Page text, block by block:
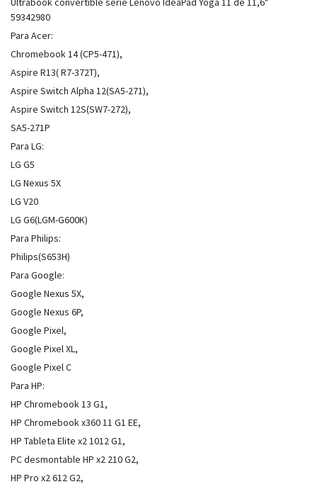
59342980
Para Acer:
Chromebook 14 (CP5-471),
Aspire R13( R7-372T),
Aspire Switch Alpha 12(SA5-271),
Aspire Switch 12S(SW7-272),
SA5-271P
Para LG:
LG G5
LG Nexus 5X
LG V20
LG G6(LGM-G600K)
Para Philips:
Philips(S653H)
Para Google:
Google Nexus 5X,
Google Nexus 6P,
Google Pixel,
Google Pixel XL,
Google Pixel C
Para HP:
HP Chromebook 13 G1,
HP Chromebook x360 11 G1 EE,
HP Tableta Elite x2 1012 G1,
PC desmontable HP x2 210 G2,
HP Pro x2 612 G2,